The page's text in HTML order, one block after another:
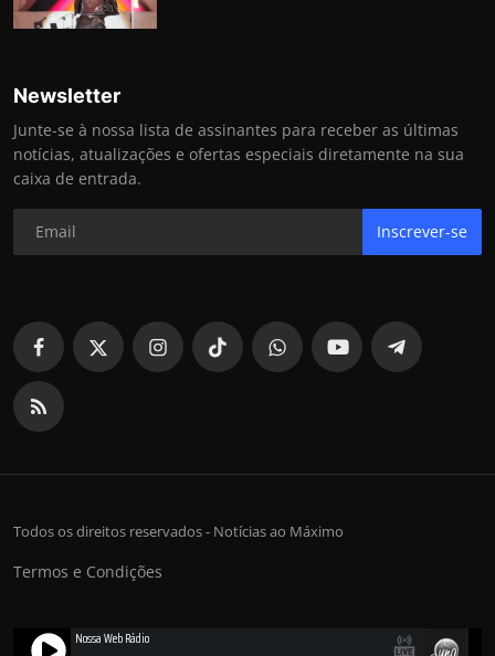
Newsletter
Junte-se à nossa lista de assinantes para receber as últimas
notícias, atualizações e ofertas especiais diretamente na sua
caixa de entrada.
Inscrever-se
Todos os direitos reservados - Notícias ao Máximo
Termos e Condições
Nossa Web Rádio